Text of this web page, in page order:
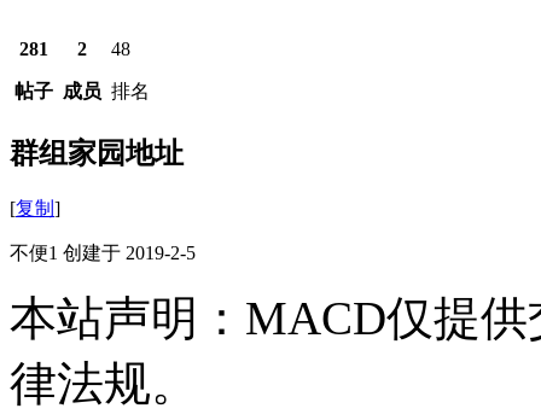
281
帖子
2
成员
48
排名
群组家园地址
[复制 ]
不便1 创建于 2019-2-5
本站声明：MACD仅提
律法规。